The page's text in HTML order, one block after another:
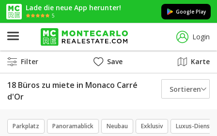
Lade die neue App herunter!
5
Google Play
Login
Filter Save Karte
18 Büros zu miete in Monaco Carré
d'Or
Sortieren
Parkplatz Panoramablick Neubau Exklusiv Luxus-